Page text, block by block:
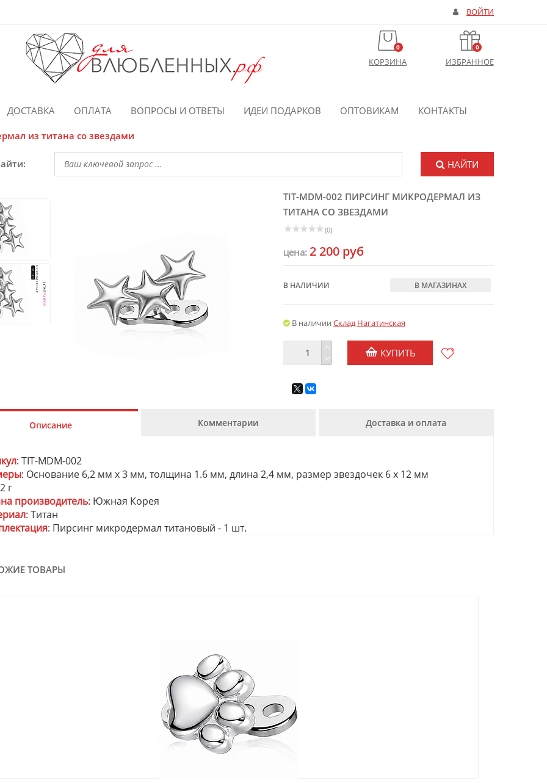
ВОЙТИ
0
КОРЗИНА
0
ИЗБРАННОЕ
ДОСТАВКА ОПЛАТА ВОПРОСЫ И ОТВЕТЫ ИДЕИ ПОДАРКОВ ОПТОВИКАМ КОНТАКТЫ
из титана со звездами
НАЙТИ
TIT-MDM-002 ПИРСИНГ МИКРОДЕРМАЛ ИЗ
ТИТАНА СО ЗВЕЗДАМИ
(0)
цена: 2 200 руб
В НАЛИЧИИ В МАГАЗИНАХ
В наличии Склад Нагатинская
КУПИТЬ
Описание Комментарии Доставка и оплата
: TIT-MDM-002
: Основание 6,2 мм х 3 мм, толщина 1.6 мм, длина 2,4 мм, размер звездочек 6 х 12 мм
г
производитель: Южная Корея
: Титан
: Пирсинг микродермал титановый - 1 шт.
ТОВАРЫ